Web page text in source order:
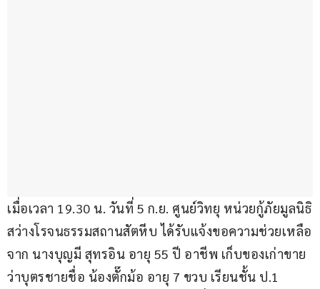
เมื่อเวลา 19.30 น. วันที่ 5 ก.ย. ศูนย์วิทยุ หน่วยกู้ภัยมูลนิธิ
สว่างโรจนธรรมสถานสัตหีบ ได้รับแจ้งขอความช่วยเหลือ
จาก นางบุญมี สุทรอิน อายุ 55 ปี อาชีพ เก็บของเก่าขาย
ว่าบุตรชายชื่อ น้องตั๊กม้อ อายุ 7 ขวบ เรียนชั้น ป.1